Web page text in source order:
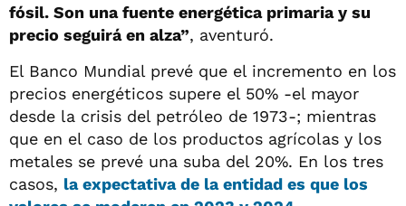
fósil. Son una fuente energética primaria y su
precio seguirá en alza”, aventuró.
El Banco Mundial prevé que el incremento en los
precios energéticos supere el 50% -el mayor
desde la crisis del petróleo de 1973-; mientras
que en el caso de los productos agrícolas y los
metales se prevé una suba del 20%. En los tres
casos, la expectativa de la entidad es que los